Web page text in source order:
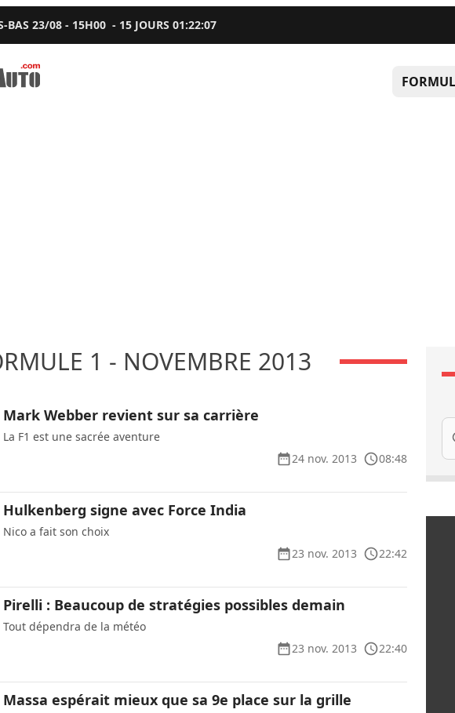
BAS 23/08 - 15H00 - 15 JOURS01:22:06
1 - NOVEMBRE 2013
Mark Webber revient sur sa carrière
La F1 est une sacrée aventure
24 nov. 2013
08:48
Hulkenberg signe avec Force India
Nico a fait son choix
23 nov. 2013
22:42
Pirelli : Beaucoup de stratégies possibles demain
Tout dépendra de la météo
23 nov. 2013
22:40
Massa espérait mieux que sa 9e place sur la grille